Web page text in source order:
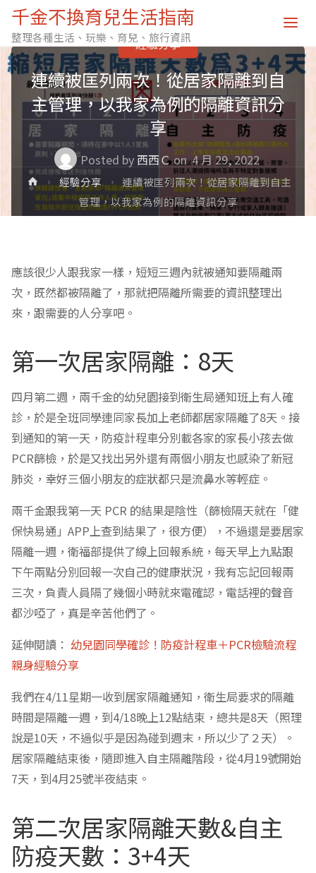
千金不換育兒生活指南
整理各種生活、玩樂、育兒、旅行資訊
連續被匡列兩次！從居家隔離到自
主管理，以我家為例的隔離資訊分
享
Posted by 西西Ｃon 4 月 29, 2022
經驗分享
Home經驗分享
連續被匡列兩次！從居家隔離到自主
管理，以我家為例的隔離資訊分享
應該很少人跟我家一樣，短短三週內就被通知要隔離兩
次，既然都被隔離了，那就把隔離所需要的資訊整理出
來，跟需要的人分享吧。
第一次居家隔離：8天
四月第二週，兩千金的幼兒園接到衛生局通知班上有人確
診，於是全班同學連同家長加上老師都居家隔離了8天。接
到通知的第一天，防疫計程車分別載各家的家長小孩去做
PCR篩檢，於是又找出另外還有兩個小朋友也感染了新冠
肺炎，幸好三個小朋友的症狀都只是流鼻水等輕症。
兩千金跟我第一天 PCR 的結果是陰性（篩檢隔天就在「健
保快易通」APP上查到結果了，很方便），不過還是要居家
隔離一週，衛福部提供了線上回報系統，每天早上九點跟
下午兩點分別回報一次自己的健康狀況，我有忘記回報兩
三次，負責人員隔了幾個小時就來電確認，電話裡的聲音
都沙啞了，真是辛苦他們了。
延伸閱讀： 幼兒園同學確診！防疫計程車＋PCR檢驗流程
親身經驗分享
我們在4/11星期一收到居家隔離通知，衛生局要求的隔離
時間是隔離一週，到4/18晚上12點結束，總共是8天（照理
說是10天，不過似乎是因為碰到週末，所以少了２天）。
居家隔離結束後，隨即進入自主隔離階段，從4月19號開始
7天，到4月25號半夜結束。
第二次居家隔離天數&自主
防疫天數：3+4天